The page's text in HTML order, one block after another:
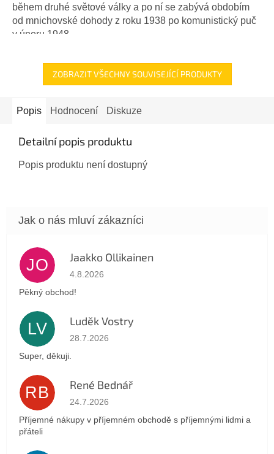
během druhé světové války a po ní se zabývá obdobím
od mnichovské dohody z roku 1938 po komunistický puč
v únoru 1948....
ZOBRAZIT VŠECHNY SOUVISEJÍCÍ PRODUKTY
Popis Hodnocení Diskuze
Detailní popis produktu
Popis produktu není dostupný
JO Jaakko Ollikainen
Hodnocení obchodu je 5 z 5 hvězdiček.
4.8.2026
Pěkný obchod!
LV Luděk Vostry
Hodnocení obchodu je 5 z 5 hvězdiček.
28.7.2026
Super, děkuji.
RB René Bednář
Hodnocení obchodu je 5 z 5 hvězdiček.
24.7.2026
Příjemné nákupy v příjemném obchodě s příjemnými lidmi a
přáteli